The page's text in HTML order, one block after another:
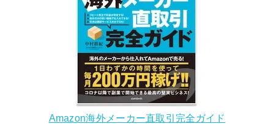
Amazon海外メーカー直取引完全ガイド